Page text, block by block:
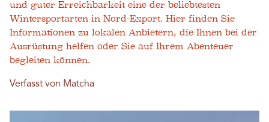
und guter Erreichbarkeit eine der beliebtesten
Wintersportarten in Nord-Export. Hier finden Sie
Informationen zu lokalen Anbietern, die Ihnen bei der
Ausrüstung helfen oder Sie auf Ihrem Abenteuer
begleiten können.
Verfasst von Matcha